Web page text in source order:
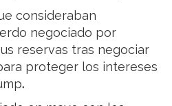
consideraban
negociado por
reservas tras negociar
proteger los intereses
.